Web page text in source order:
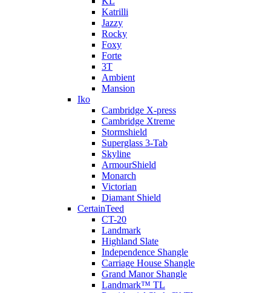
Katrilli
Jazzy
Rocky
Foxy
Forte
3T
Ambient
Mansion
Iko
Cambridge X-press
Cambridge Xtreme
Stormshield
Superglass 3-Tab
Skyline
ArmourShield
Monarch
Victorian
Diamant Shield
CertainTeed
CT-20
Landmark
Highland Slate
Independence Shangle
Carriage House Shangle
Grand Manor Shangle
Landmark™ TL